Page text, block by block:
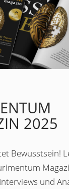
2025
Bewusstsein!
und